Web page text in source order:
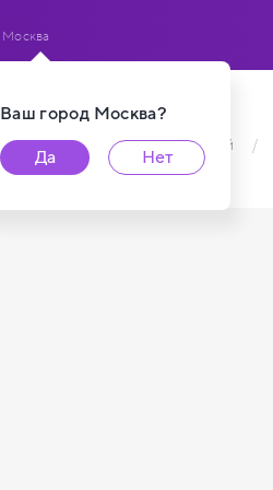
Ваш город Москва?
Да
Нет
Москва
/ Каталог карт пользователей /